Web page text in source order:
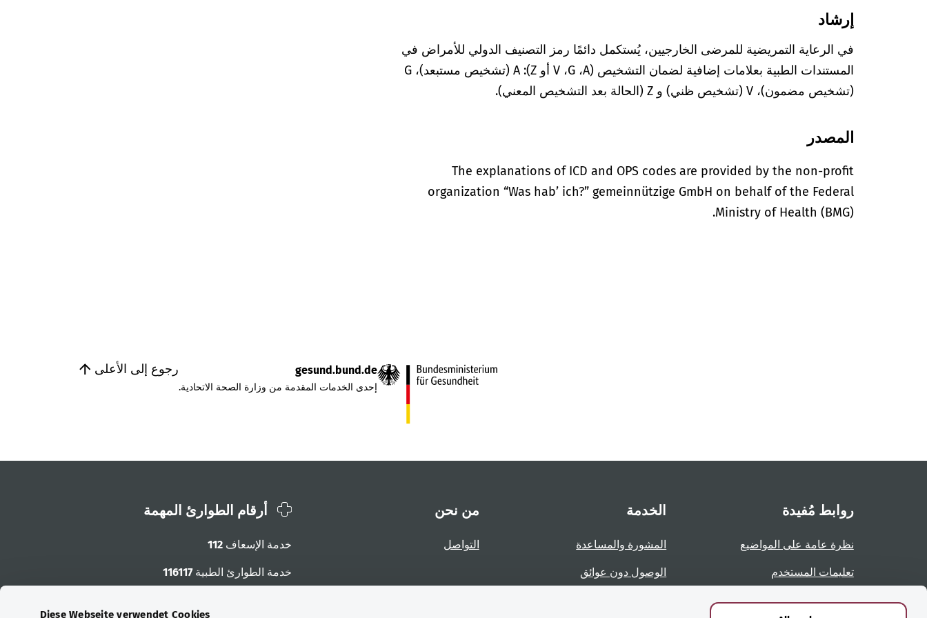
Diese Webseite verwendet Cookies
إرشاد
في الرعاية التمريضية للمرضى الخارجيين، يُستكمل دائمًا رمز التصنيف الدولي للأمراض في
المستندات الطبية بعلامات إضافية لضمان التشخيص (A‏، G‏، V أو Z): A (تشخيص مستبعد)، G
(تشخيص مضمون)، V (تشخيص ظني) و Z (الحالة بعد التشخيص المعني).
المصدر
The explanations of ICD and OPS codes are provided by the non-profit
organization “Was hab’ ich?” gemeinnützige GmbH on behalf of the Federal
Ministry of Health (BMG).
رجوع إلى الأعلى gesund.bund.de
إحدى الخدمات المقدمة من وزارة الصحة الاتحادية.
روابط مُفيدة
نظرة عامة على المواضيع
تعليمات المستخدم
نظرة عامة على الصفحات
الخدمة
المشورة والمساعدة
الوصول دون عوائق
من نحن
التواصل
أرقام الطوارئ المهمة
خدمة الإسعاف 112
خدمة الطوارئ الطبية116117